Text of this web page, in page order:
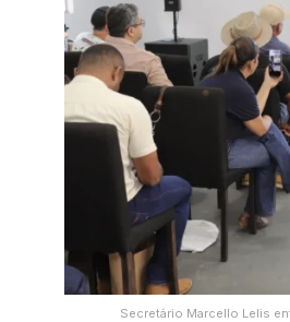
Secretário Marcello Lelis